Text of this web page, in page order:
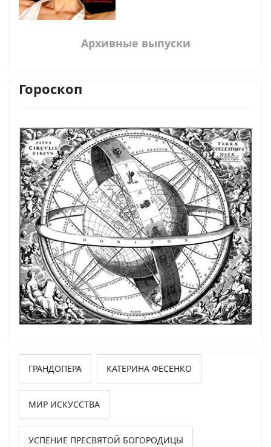
Архивные выпуски
Гороскоп
ГРАНДОПЕРА КАТЕРИНА ФЕСЕНКО
МИР ИСКУССТВА
УСПЕНИЕ ПРЕСВЯТОЙ БОГОРОДИЦЫ